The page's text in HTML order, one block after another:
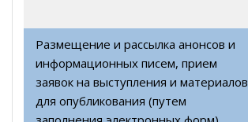
Размещение и рассылка анонсов и
информационных писем, прием
заявок на выступления и материалов
для опубликования (путем